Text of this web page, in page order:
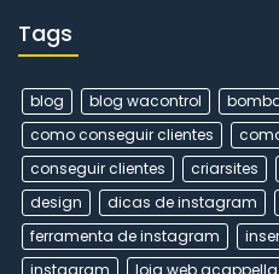
Tags
blog blog wacontrol
como conseguir clientes
conseguir clientes
criarsites
design
dicas de instagram
ferramenta de instagram
instagram
loja web acappella